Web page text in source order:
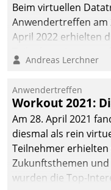
Beim virtuellen
Anwendertreffen am
April 2022 erhielten
Teilnehmer kurzweilige
Cloud-Strategien und -
Lösungen mit hohem
Zukunftspotenzial.
Andreas Lerchner
Anwendertreffen
Workout 2021:
Am 28. April 2021
diesmal als rein
Teilnehmer
Zukunftsthemen
wurden die Top-